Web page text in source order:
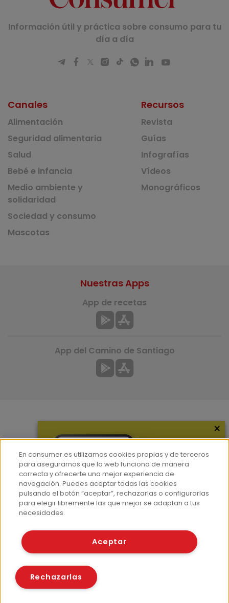
Información útil y práctica sobre consumo para tu
día a día
Canales
Alimentación
Seguridad alimentaria
Salud
Bebé e infancia
Medio ambiente y
solidaridad
Sociedad y consumo
Mascotas
Recursos
Revista
Guías
Infografías
Vídeos
Monográficos
Hemeroteca
Contacto
Prensa
Corpus Lingüístico Consumer
Nuestras Apps
App de recetas
App del Camino de Santiago
© Fundación EROSKI
Políticas de cookies
×
En consumer.es utilizamos cookies propias y de terceros
para asegurarnos que la web funciona de manera
correcta y ofrecerte una mejor experiencia de
navegación. Puedes aceptar todas las cookies
pulsando el botón “aceptar”, rechazarlas o configurarlas
para elegir libremente las que mejor se adaptan a tus
necesidades.
Aceptar
Rechazarlas